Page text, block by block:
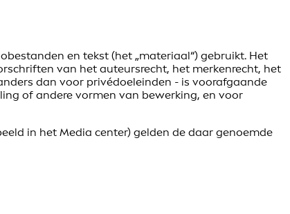
en tekst (het „materiaal“) gebruikt. Het
van het auteursrecht, het merkenrecht, het
dan voor privédoeleinden - is voorafgaande
of andere vormen van bewerking, en voor
in het Media center) gelden de daar genoemde